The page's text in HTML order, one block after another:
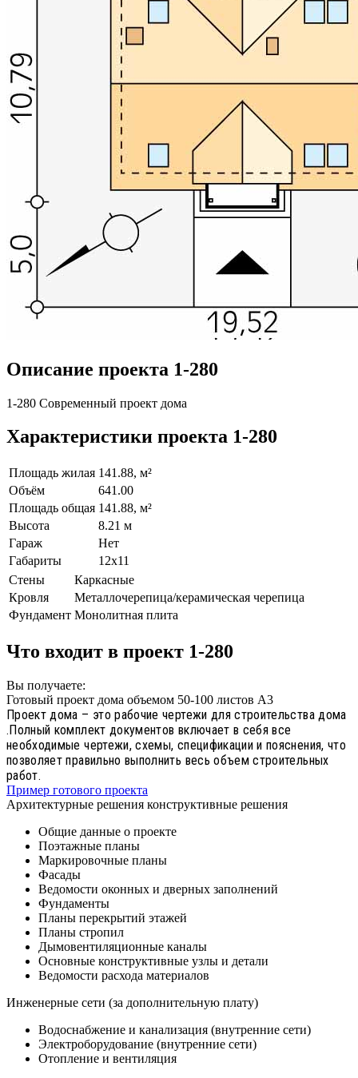
Описание проекта 1-280
1-280 Современный проект дома
Характеристики проекта 1-280
Площадь жилая 141.88, м²
Объём
641.00
Площадь общая 141.88, м²
Высота
8.21 м
Гараж
Нет
Габариты
12х11
Стены
Каркасные
Кровля
Металлочерепица/керамическая черепица
Фундамент Монолитная плита
Что входит в проект 1-280
Вы получаете:
Готовый проект дома объемом 50-100 листов А3
Проект дома – это рабочие чертежи для строительства дома
.Полный комплект документов включает в себя все
необходимые чертежи, схемы, спецификации и пояснения, что
позволяет правильно выполнить весь объем строительных
работ.
Пример готового проекта
Архитектурные решения конструктивные решения
Общие данные о проекте
Поэтажные планы
Маркировочные планы
Фасады
Ведомости оконных и дверных заполнений
Фундаменты
Планы перекрытий этажей
Планы стропил
Дымовентиляционные каналы
Основные конструктивные узлы и детали
Ведомости расхода материалов
Инженерные сети (за дополнительную плату)
Водоснабжение и канализация (внутренние сети)
Электроборудование (внутренние сети)
Отопление и вентиляция